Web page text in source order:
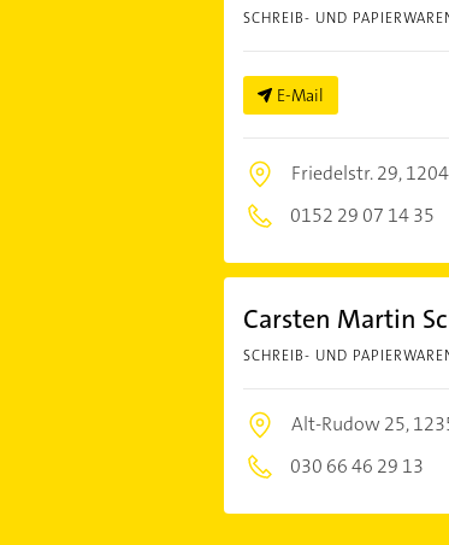
SCHREIB- UND
E-Mail
Friedelstr. 29,
0152 29 07 14 35
Carsten Martin
SCHREIB- UND
Alt-Rudow 25,
030 66 46 29 13